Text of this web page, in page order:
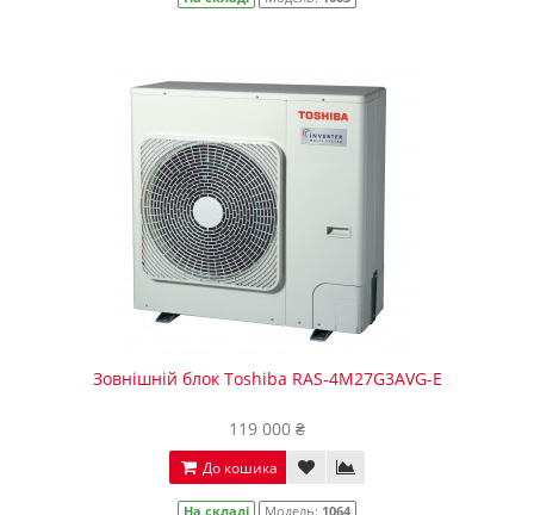
Зовнішній блок Toshiba RAS-4M27G3AVG-E
119 000 ₴
До кошика
На складі Модель: 1064